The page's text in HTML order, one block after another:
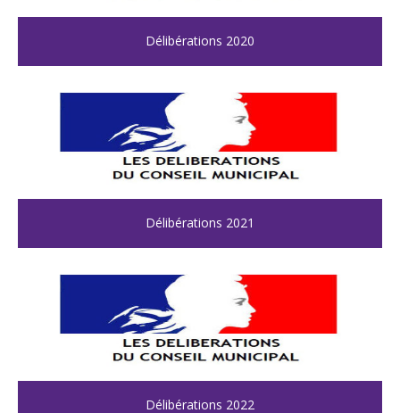
Délibérations 2020
Délibérations 2021
Délibérations 2022